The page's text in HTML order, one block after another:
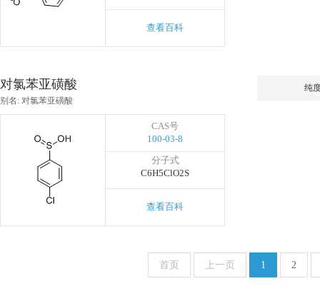
查看百科
对氯苯亚磺酸
别名: 对氯苯亚磺酸
CAS号
100-03-8
分子式
C6H5ClO2S
查看百科
纯
首页 上一页 1 2